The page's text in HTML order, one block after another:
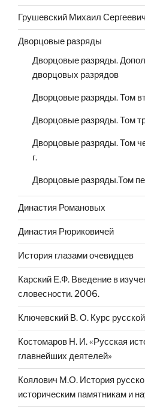
Грушевский Михаил
Дворцовые разряды
Дворцовые разряды.
дворцовых разрядов
Дворцовые разряды. Том
Дворцовые разряды. Том
Дворцовые разряды. Том
г.
Дворцовые разряды.Том
Династия Романовых
Династия Рюриковичей
История глазами очевидцев
Карский Е.Ф. Введение в
словесности. 2006.
Ключевский В. О. Курс
Костомаров Н. И. «Русская
главнейших деятелей»
Коялович М.О. История
историческим памятникам и